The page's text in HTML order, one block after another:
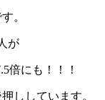
。
が
倍にも！！！
ししています。